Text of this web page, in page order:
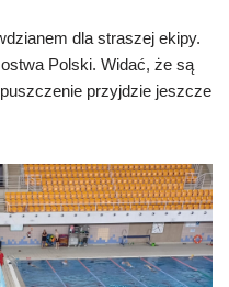
dla straszej ekipy.
Polski. Widać, że są
przyjdzie jeszcze